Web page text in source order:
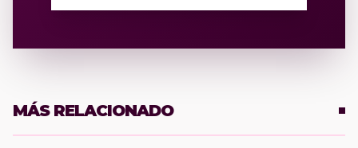
MÁS RELACIONADO